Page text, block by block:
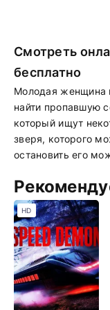
Смотреть
бесплатно
Молодая женщина
найти пропавшую
который ищут
зверя, которого
остановить его
HD